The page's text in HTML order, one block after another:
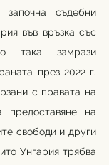
съдебни
във връзка със
така замрази
през 2022 г.
с правата на
предоставяне на
свободи и други
Унгария трябва